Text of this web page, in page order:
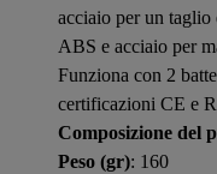
acciaio per un taglio
ABS e acciaio per
Funziona con 2
certificazioni CE e
Composizione del
Peso (gr): 160